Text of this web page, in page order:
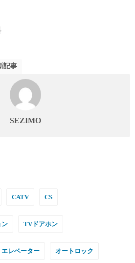
記事
SEZIMO
CATV CS
ン TVドアホン
エレベーター オートロック